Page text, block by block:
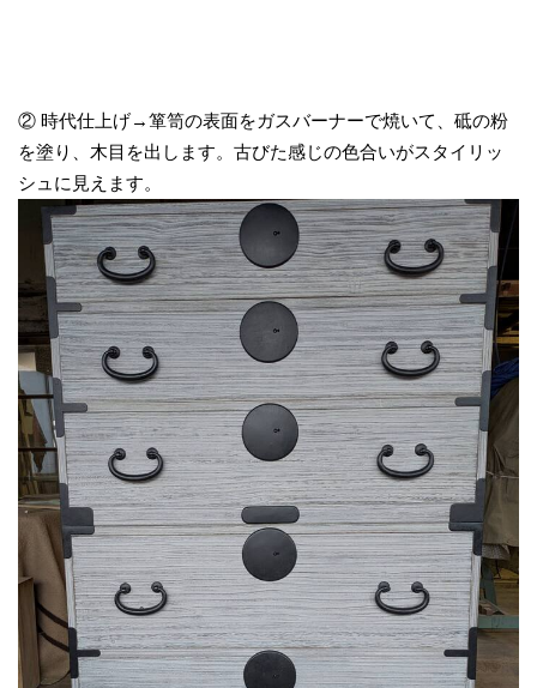
② 時代仕上げ→箪笥の表面をガスバーナーで焼いて、砥の粉
を塗り、木目を出します。古びた感じの色合いがスタイリッ
シュに見えます。